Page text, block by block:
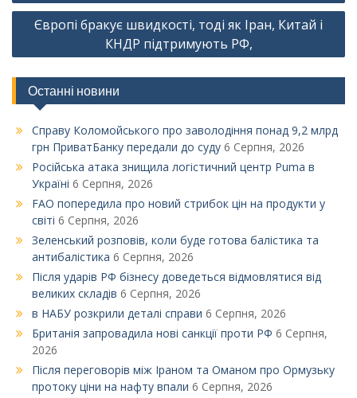
Європі бракує швидкості, тоді як Іран, Китай і
КНДР підтримують РФ,
Останні новини
Справу Коломойського про заволодіння понад 9,2 млрд
грн ПриватБанку передали до суду 6 Серпня, 2026
Російська атака знищила логістичний центр Puma в
Україні 6 Серпня, 2026
FAO попередила про новий стрибок цін на продукти у
світі 6 Серпня, 2026
Зеленський розповів, коли буде готова балістика та
антибалістика 6 Серпня, 2026
Після ударів РФ бізнесу доведеться відмовлятися від
великих складів 6 Серпня, 2026
в НАБУ розкрили деталі справи 6 Серпня, 2026
Британія запровадила нові санкції проти РФ 6 Серпня,
2026
Після переговорів між Іраном та Оманом про Ормузьку
протоку ціни на нафту впали 6 Серпня, 2026